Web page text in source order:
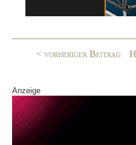
o< vorheriger Beitrag
Anzeige